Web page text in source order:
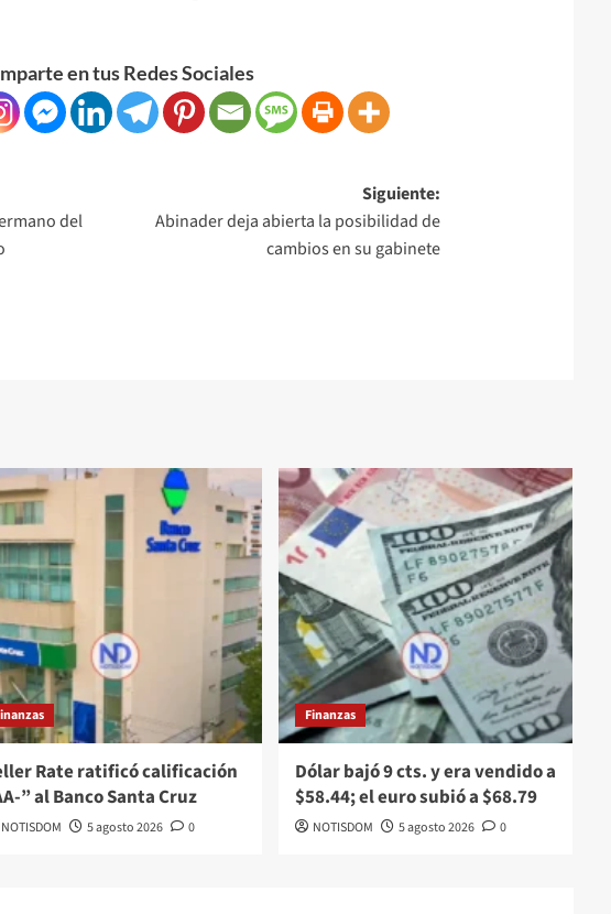
en tus Redes Sociales
del
Siguiente:
Abinader deja abierta la posibilidad de
cambios en su gabinete
Rate ratificó calificación
” al Banco Santa Cruz
NOTISDOM 5 agosto 2026 0
Finanzas
Dólar bajó 9 cts. y era vendido a
$58.44; el euro subió a $68.79
NOTISDOM 5 agosto 2026 0